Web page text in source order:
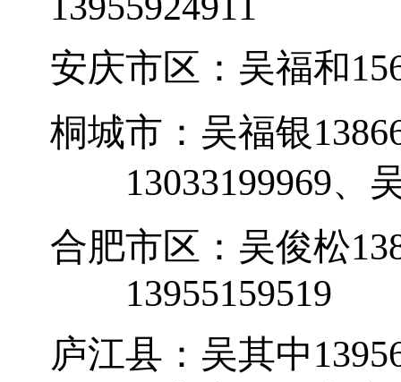
安庆市区：吴福和
桐城市：吴福银
13033199969、
合肥市区：吴俊松
13955159519
庐江县：吴其中